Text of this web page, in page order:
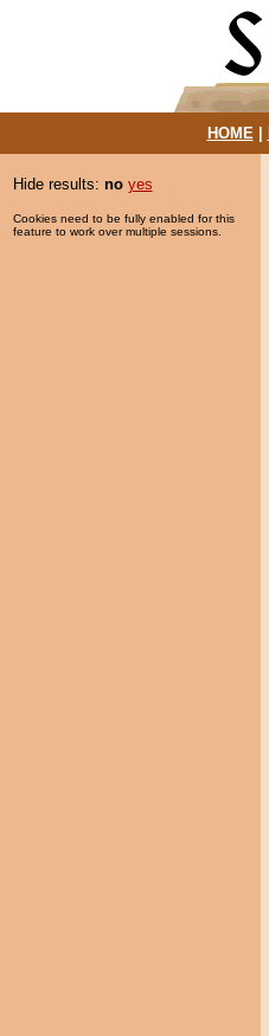
HOME|
Hide results: no yes
Cookies need to be fully enabled for this
feature to work over multiple sessions.